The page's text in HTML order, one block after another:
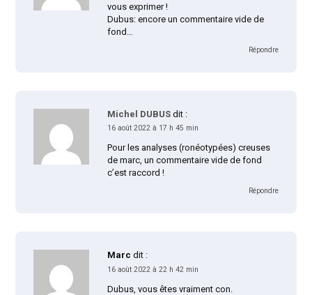
vous exprimer !
Dubus: encore un commentaire vide de
fond…
Répondre
Michel DUBUS dit :
16 août 2022 à 17 h 45 min
Pour les analyses (ronéotypées) creuses
de marc, un commentaire vide de fond
c’est raccord !
Répondre
Marc dit :
16 août 2022 à 22 h 42 min
Dubus, vous êtes vraiment con.